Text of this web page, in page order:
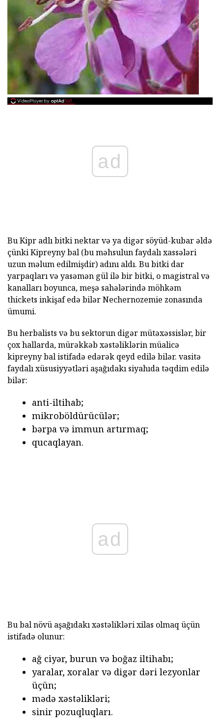
ad
Bu Kipr adlı bitki nektar və ya digər söyüd-kubar əldə
çünki Kipreyny bal (bu məhsulun faydalı xassələri
uzun məlum edilmişdir) adını aldı. Bu bitki dar
yarpaqları və yasəmən gül ilə bir bitki, o magistral və
kanalları boyunca, meşə sahələrində möhkəm
thickets inkişaf edə bilər Nechernozemie zonasında
ümumi.
Bu herbalists və bu sektorun digər mütəxəssislər, bir
çox hallarda, mürəkkəb xəstəliklərin müalicə
kipreyny bal istifadə edərək qeyd edilə bilər. vasitə
faydalı xüsusiyyətləri aşağıdakı siyahıda təqdim edilə
bilər:
anti-iltihab;
mikroböldürücülər;
bərpa və immun artırmaq;
qucaqlayan.
ad
Bu bal növü aşağıdakı xəstəlikləri xilas olmaq üçün
istifadə olunur:
ağ ciyər, burun və boğaz iltihabı;
yaralar, xoralar və digər dəri lezyonlar
üçün;
mədə xəstəlikləri;
sinir pozuqluqları.